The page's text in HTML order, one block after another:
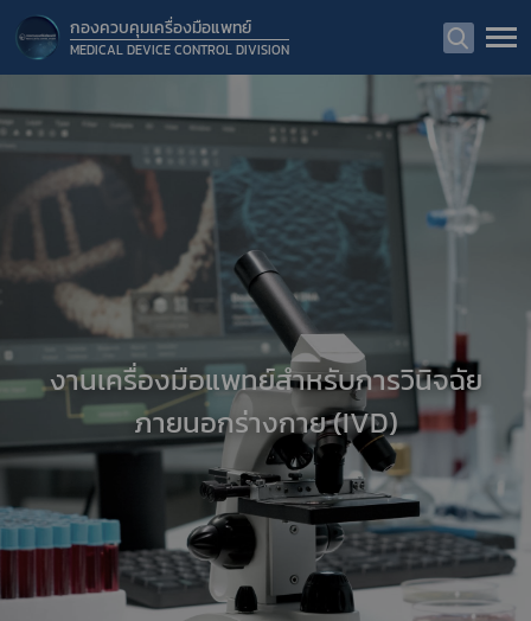
กองควบคุมเครื่องมือแพทย์
MEDICAL DEVICE CONTROL DIVISION
งานเครื่องมือแพทย์สำหรับการวินิจฉัย
ภายนอกร่างกาย (IVD)